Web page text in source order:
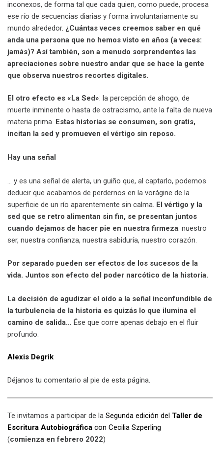
inconexos, de forma tal que cada quien, como puede, procesa
ese río de secuencias diarias y forma involuntariamente su
mundo alrededor. ¿Cuántas veces creemos saber en qué
anda una persona que no hemos visto en años (a veces:
jamás)? Así también, son a menudo sorprendentes las
apreciaciones sobre nuestro andar que se hace la gente
que observa nuestros recortes digitales.
El otro efecto es «La Sed»: la percepción de ahogo, de
muerte inminente o hasta de ostracismo, ante la falta de nueva
materia prima. Estas historias se consumen, son gratis,
incitan la sed y promueven el vértigo sin reposo.
Hay una señal
… y es una señal de alerta, un guiño que, al captarlo, podemos
deducir que acabamos de perdernos en la vorágine de la
superficie de un río aparentemente sin calma. El vértigo y la
sed que se retro alimentan sin fin, se presentan juntos
cuando dejamos de hacer pie en nuestra firmeza: nuestro
ser, nuestra confianza, nuestra sabiduría, nuestro corazón.
Por separado pueden ser efectos de los sucesos de la
vida. Juntos son efecto del poder narcótico de la historia.
La decisión de agudizar el oído a la señal inconfundible de
la turbulencia de la historia es quizás lo que ilumina el
camino de salida… Ése que corre apenas debajo en el fluir
profundo.
Alexis Degrik
Déjanos tu comentario al pie de esta página.
Te invitamos a participar de la Segunda edición del Taller de
Escritura Autobiográfica con Cecilia Szperling
(comienza en febrero 2022)